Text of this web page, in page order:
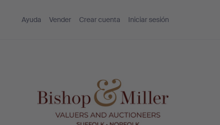
Ayuda Vender Crear cuenta Iniciar sesión